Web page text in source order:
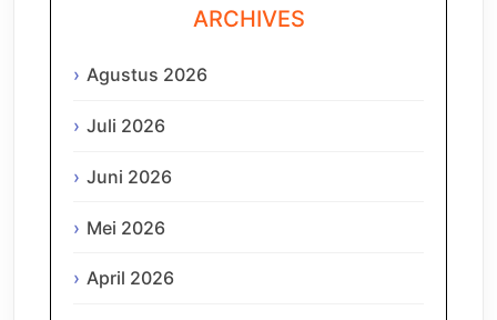
ARCHIVES
Agustus 2026
Juli 2026
Juni 2026
Mei 2026
April 2026